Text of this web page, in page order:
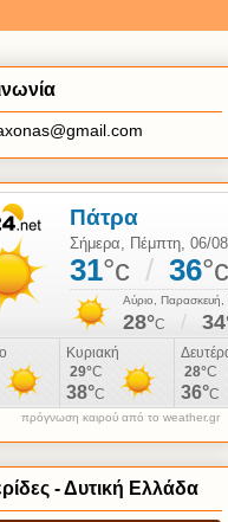
πρόγνωση καιρού από το weather.gr
- Δυτική Ελλάδα